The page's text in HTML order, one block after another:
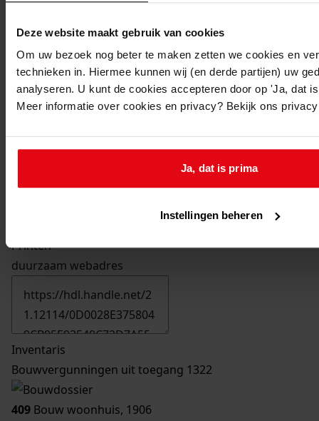
Deze website maakt gebruik van cookies
Om uw bezoek nog beter te maken zetten we cookies en
technieken in. Hiermee kunnen wij (en derde partijen) uw
analyseren. U kunt de cookies accepteren door op 'Ja, dat
Meer informatie over cookies en privacy? Bekijk ons
Ja, dat is prima
Instellingen beheren
Printen
duurzaam webadres
Inventaris
Bouwvergunningen uit toegang 1322
409 Bouw woonhuis, 1906